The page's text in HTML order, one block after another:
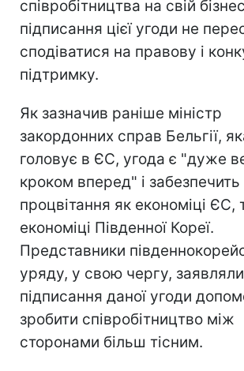
співробітництва на свій
підписання цієї угоди не
сподіватися на правову і
підтримку.
Як зазначив раніше міністр
закордонних справ Бельгії,
головує в ЄС, угода є "дуже
кроком вперед" і забезпечить
процвітання як економіці ЄС,
економіці Південної Кореї.
Представники
уряду, у свою чергу,
підписання даної угоди
зробити співробітництво між
сторонами більш тісним.